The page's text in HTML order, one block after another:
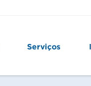
Serviços